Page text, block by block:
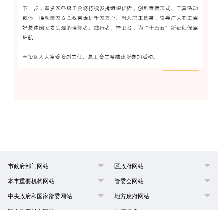
市政府部门网站 区政府网站
本市重要机构网站 管委会网站
中央政府和国家部委网站 地方政府网站